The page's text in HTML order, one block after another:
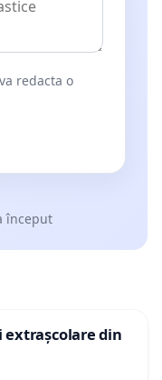
redacta o
început
extrașcolare din